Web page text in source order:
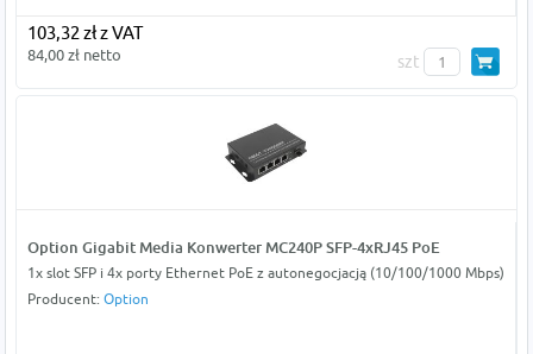
103,32 zł z VAT
84,00 zł netto szt
Option Gigabit Media Konwerter MC240P SFP-4xRJ45 PoE
1x slot SFP i 4x porty Ethernet PoE z autonegocjacją (10/100/1000 Mbps)
Producent: Option